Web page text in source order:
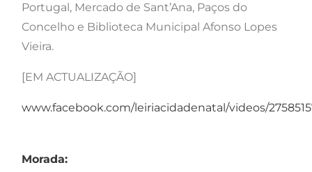
Portugal, Mercado de Sant’Ana, Paços do
Concelho e Biblioteca Municipal Afonso Lopes
Vieira.
[EM ACTUALIZAÇÃO]
www.facebook.com/leiriacidadenatal/videos/
Morada: